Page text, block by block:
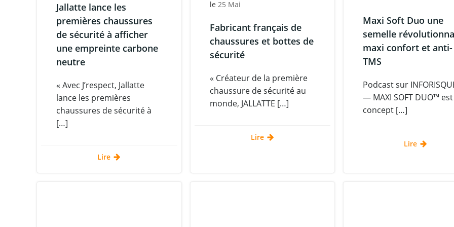
Jallatte lance les
premières chaussures
de sécurité à afficher
une empreinte carbone
neutre
« Avec J’respect, Jallatte
lance les premières
chaussures de sécurité à
[…]
Lire
le 25 Mai
Fabricant français de
chaussures et bottes de
sécurité
« Créateur de la première
chaussure de sécurité au
monde, JALLATTE […]
Lire
Maxi Soft Duo une
semelle
maxi confort et anti-
TMS
Podcast sur
— MAXI SOFT DUO™
concept […]
Lire